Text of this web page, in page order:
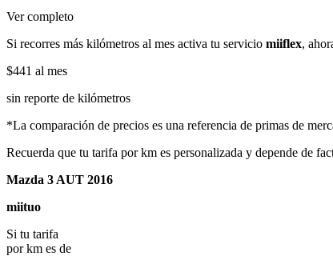
Ver completo
Si recorres más kilómetros al mes activa tu servicio miiflex,
$441 al mes
sin reporte de kilómetros
*La comparación de precios es una referencia de primas de
Recuerda que tu tarifa por km es personalizada y depende de
Mazda 3 AUT 2016
miituo
Si tu tarifa
por km es de